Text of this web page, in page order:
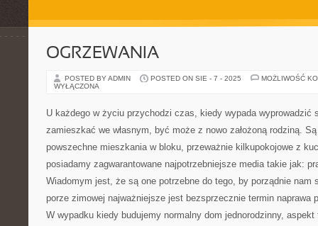
OGRZEWANIA
POSTED BY ADMIN POSTED ON SIE - 7 - 2025
MOŻLIWOŚĆ
WYŁĄCZONA
U każdego w życiu przychodzi czas, kiedy wypada wyprowadzić
zamieszkać we własnym, być może z nowo założoną rodziną.
powszechne mieszkania w bloku, przeważnie kilkupokojowe z
posiadamy zagwarantowane najpotrzebniejsze media takie jak:
Wiadomym jest, że są one potrzebne do tego, by porządnie nam
porze zimowej najważniejsze jest bezsprzecznie termin naprawa
W wypadku kiedy budujemy normalny dom jednorodzinny,